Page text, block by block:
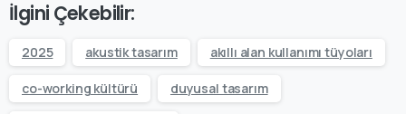
İlgini Çekebilir:
2025 akustik tasarım akıllı alan kullanımı tüyoları
co-working kültürü duyusal tasarım